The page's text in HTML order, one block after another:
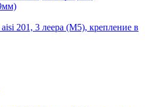
201, 3 леера (М5), крепление в